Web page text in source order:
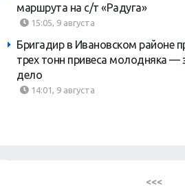
маршрута на с/т «Радуга»
15:05, 9 августа
Бригадир в Ивановском районе
трех тонн привеса молодняка —
дело
14:01, 9 августа
<<<